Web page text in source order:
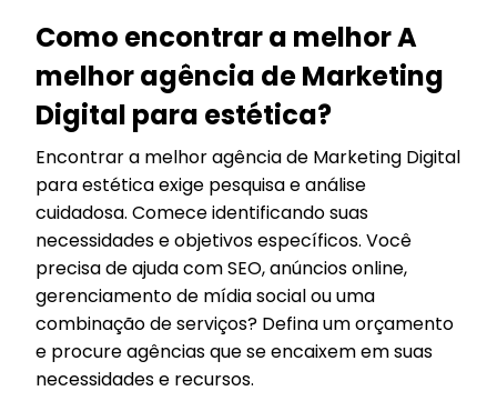
Como encontrar a melhor A
melhor agência de Marketing
Digital para estética?
Encontrar a melhor agência de Marketing Digital
para estética exige pesquisa e análise
cuidadosa. Comece identificando suas
necessidades e objetivos específicos. Você
precisa de ajuda com SEO, anúncios online,
gerenciamento de mídia social ou uma
combinação de serviços? Defina um orçamento
e procure agências que se encaixem em suas
necessidades e recursos.